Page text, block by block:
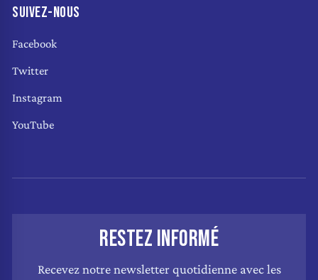
SUIVEZ-NOUS
Facebook
Twitter
Instagram
YouTube
RESTEZ INFORMÉ
Recevez notre newsletter quotidienne avec les